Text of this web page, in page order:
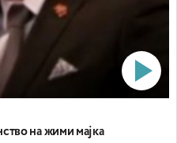
на жими мајка